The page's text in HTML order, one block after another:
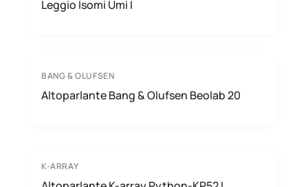
Leggio Isomi Umi I
BANG & OLUFSEN
Altoparlante Bang & Olufsen Beolab 20
K-ARRAY